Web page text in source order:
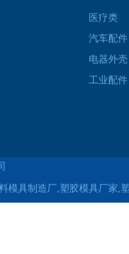
医疗类
汽车配件
电器外壳
工业配件
模具制造厂,塑胶模具厂家,